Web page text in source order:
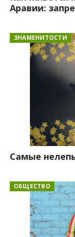
Аравии:
ЗНАМЕНИТОСТИ
Cамые
ОБЩЕСТВО